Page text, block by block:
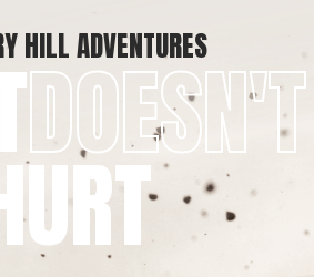
HILL ADVENTURES
DOESN'T